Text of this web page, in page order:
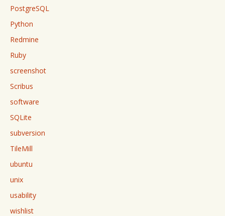
PostgreSQL
Python
Redmine
Ruby
screenshot
Scribus
software
SQLite
subversion
TileMill
ubuntu
unix
usability
wishlist